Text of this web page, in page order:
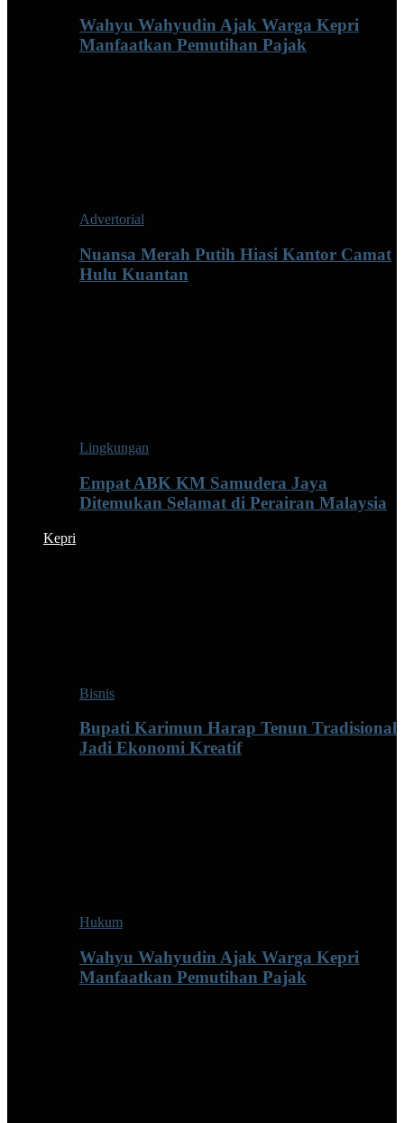
Wahyu Wahyudin Ajak Warga Kepri
Manfaatkan Pemutihan Pajak
Advertorial
Nuansa Merah Putih Hiasi Kantor Camat
Hulu Kuantan
Lingkungan
Empat ABK KM Samudera Jaya
Ditemukan Selamat di Perairan Malaysia
Kepri
Bisnis
Bupati Karimun Harap Tenun Tradisional
Jadi Ekonomi Kreatif
Hukum
Wahyu Wahyudin Ajak Warga Kepri
Manfaatkan Pemutihan Pajak